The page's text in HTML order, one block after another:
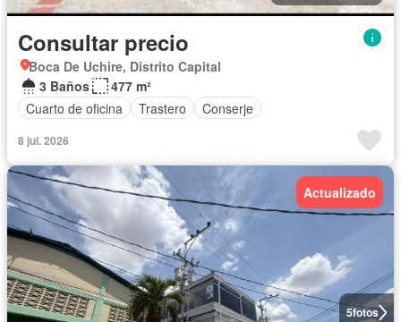
Consultar precio
Boca De Uchire, Distrito Capital
3 Baños
477 m²
Cuarto de oficina
Trastero Conserje
8 jul. 2026
5fotos
Actualizado